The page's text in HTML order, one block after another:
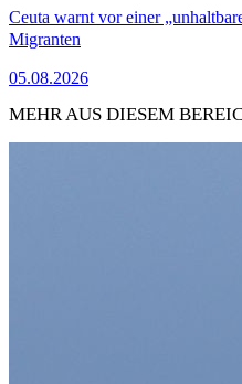
Ceuta warnt vor einer
Migranten
05.08.2026
MEHR AUS DIESEM